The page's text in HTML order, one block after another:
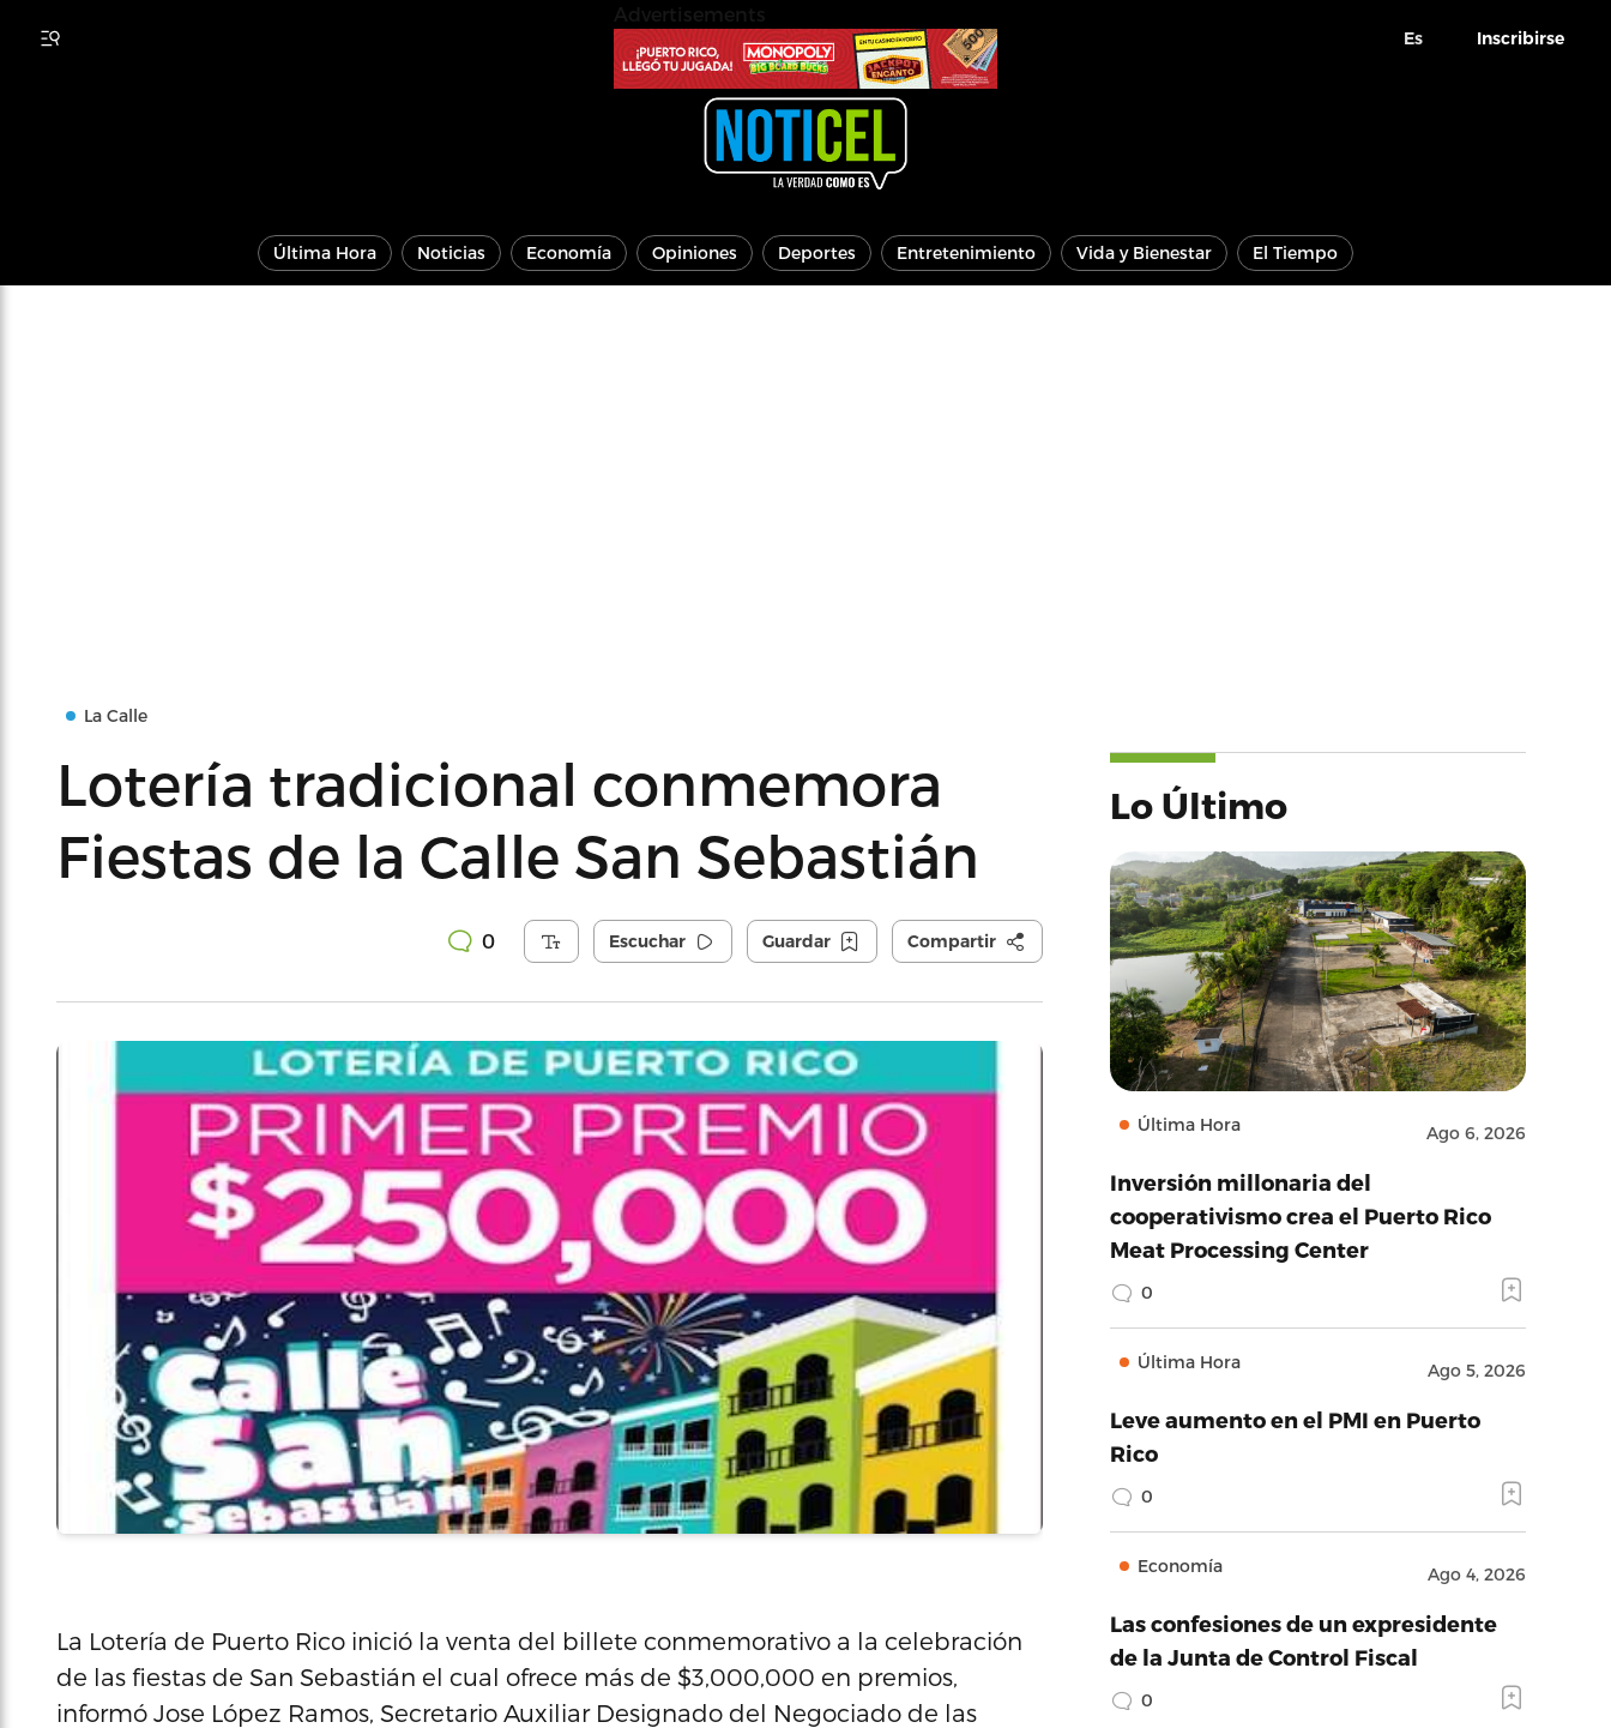
Es Inscribirse
Última Hora Noticias Economía Opiniones Deportes Entretenimiento Vida y Bienestar El Tiempo
La Calle
Lotería tradicional conmemora
Fiestas de la Calle San Sebastián
0 Escuchar Guardar Compartir
La Lotería de Puerto Rico inició la venta del billete conmemorativo a la celebración
de las fiestas de San Sebastián el cual ofrece más de $3,000,000 en premios,
informó Jose López Ramos, Secretario Auxiliar Designado del Negociado de las
Lo Último
Última Hora Ago 6, 2026
Inversión millonaria del
cooperativismo crea el Puerto Rico
Meat Processing Center
0
Última Hora Ago 5, 2026
Leve aumento en el PMI en Puerto
Rico
0
Economía Ago 4, 2026
Las confesiones de un expresidente
de la Junta de Control Fiscal
0